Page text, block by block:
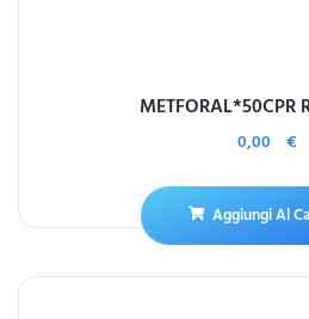
METFORAL*50CPR
0,00 €
Aggiungi Al